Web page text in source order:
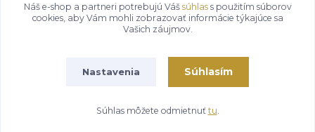
plastigaugesk@gmail.com
Vytvorené na Eshop-rychlo.sk
Náš e-shop a partneri potrebujú Váš súhlass použitím súborov
cookies, aby Vám mohli zobrazovať informácie týkajúce sa
Vašich záujmov.
Nastavenia Súhlasím
Súhlas môžete odmietnuť tu